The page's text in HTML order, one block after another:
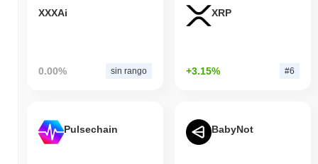
XXXAi
0.00% sin rango
XRP
+3.15% #6
Pulsechain BabyNot